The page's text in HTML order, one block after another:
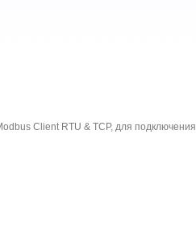
Client RTU & TCP, для